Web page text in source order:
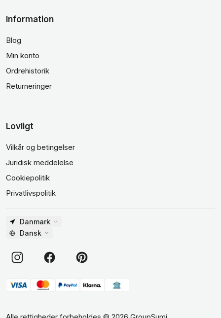
Information
Blog
Min konto
Ordrehistorik
Returneringer
Lovligt
Vilkår og betingelser
Juridisk meddelelse
Cookiepolitik
Privatlivspolitik
Danmark
Dansk